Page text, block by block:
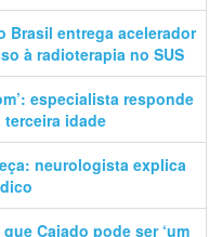
Brasil entrega acelerador
à radioterapia no SUS
especialista responde
idade
neurologista explica
Caiado pode ser ‘um